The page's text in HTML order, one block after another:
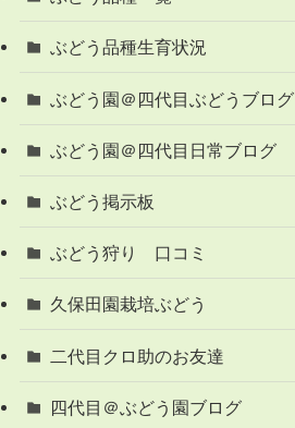
ぶどう品種生育状況
ぶどう園＠四代目ぶどうブログ
ぶどう園＠四代目日常ブログ
ぶどう掲示板
ぶどう狩り 口コミ
久保田園栽培ぶどう
二代目クロ助のお友達
四代目＠ぶどう園ブログ